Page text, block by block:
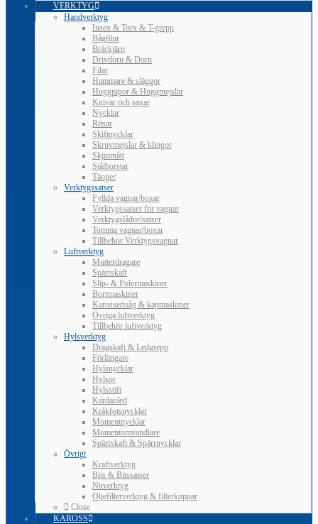
VERKTYG
Handverktyg
Insex & Torx & T-grepp
Bågfilar
Bräckjärn
Drivdorn & Dorn
Filar
Hammare & släggor
Huggpipor & Huggmejslar
Knivar och saxar
Nycklar
Ritsar
Skiftnycklar
Skruvmejslar & klingor
Skjutmått
Stålborstar
Tänger
Verktygssatser
Fyllda vagnar/boxar
Verktygssatser för vagnar
Verktygslådor/satser
Tomma vagnar/boxar
Tillbehör Verktygsvagnar
Luftverktyg
Mutterdragare
Spärrskaft
Slip- & Polermaskiner
Borrmaskiner
Karosserisåg & kapmaskiner
Övriga luftverktyg
Tillbehör luftverktyg
Hylsverktyg
Dragskaft & Ledgrepp
Förlängare
Hylsnycklar
Hylsor
Hylsstift
Kardanled
Kråkfotsnycklar
Momentnycklar
Momentomvandlare
Spärrskaft & Spärrnycklar
Övrigt
Kraftverktyg
Bits & Bitssatser
Nitverktyg
Oljefilterverktyg & filterkoppar
Close
KAROSS